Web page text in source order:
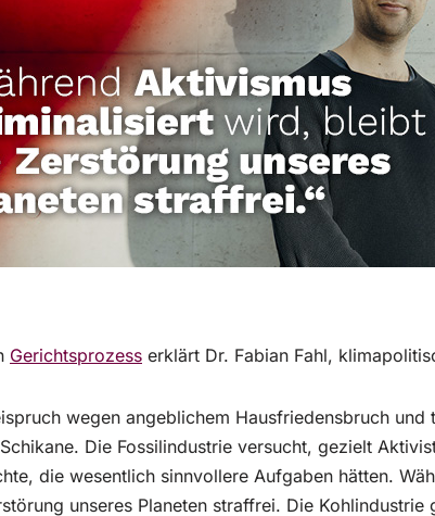
Gerichtsprozess erklärt Dr. Fabian Fahl,
wegen angeblichem Hausfriedensbruch
Die Fossilindustrie versucht, gezielt
die wesentlich sinnvollere Aufgaben hätten.
unseres Planeten straffrei. Die